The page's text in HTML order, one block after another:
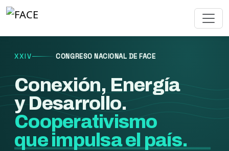
XXIV CONGRESO NACIONAL DE FACE
Conexión, Energía
y Desarrollo.
Cooperativismo
que impulsa el país.